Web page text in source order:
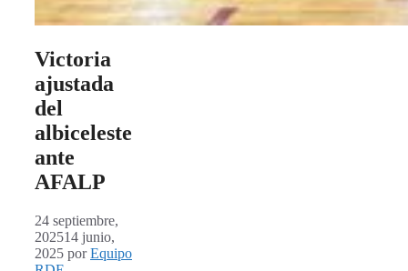
Victoria
ajustada
del
albiceleste
ante
AFALP
24 septiembre,
202514 junio,
2025 porEquipo